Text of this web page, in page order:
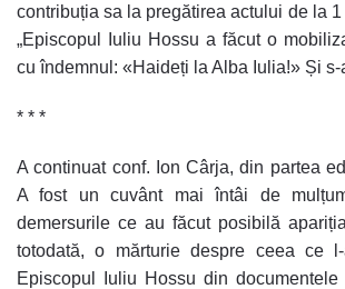
contribuția sa la pregătirea actului de la
„Episcopul Iuliu Hossu a făcut o
cu îndemnul: «Haideți la Alba Iulia!» Și s-
* * *
A continuat conf. Ion Cârja, din partea
A fost un cuvânt mai întâi de
demersurile ce au făcut posibilă
totodată, o mărturie despre ceea ce
Episcopul Iuliu Hossu din